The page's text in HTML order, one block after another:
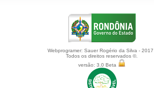
Webprogramer: Sauer Rogério da Silva - 2017
Todos os direitos reservados ©.
versão: 3.0 Beta